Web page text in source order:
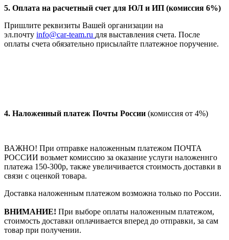
5. Оплата на расчетный счет для ЮЛ и ИП (комиссия 6%)
Пришлите реквизиты Вашей организации на
эл.почту info@car-team.ru для выставления счета. После
оплаты счета обязательно присылайте платежное поручение.
4. Наложенный платеж Почты России (комиссия от 4%)
ВАЖНО! При отправке наложенным платежом ПОЧТА
РОССИИ возьмет комиссию за оказание услуги наложеннго
платежа 150-300р, также увеличивается стоимость доставки в
связи с оценкой товара.
Доставка наложенным платежом возможна только по России.
ВНИМАНИЕ! При выборе оплаты наложенным платежом,
стоимость доставки оплачивается вперед до отправки, за сам
товар при получении.